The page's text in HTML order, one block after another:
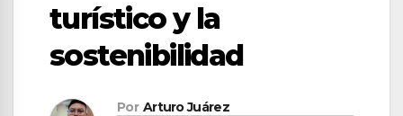
turístico y la
sostenibilidad
Por Arturo Juárez